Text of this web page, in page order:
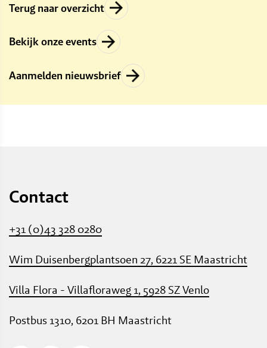
Terug naar overzicht→
Bekijk onze events→
Aanmelden nieuwsbrief→
Contact
+31 (0)43 328 0280
Wim Duisenbergplantsoen 27, 6221 SE Maastricht
Villa Flora - Villafloraweg 1, 5928 SZ Venlo
Postbus 1310, 6201 BH Maastricht